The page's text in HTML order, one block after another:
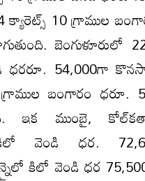
క్యారెట్స్ 10 గ్రాముల
బెంగుళూరులో
ధరరూ. 54,000గా
బంగారం ధరూ.
ఇక ముంబై,
కిలో వెండి ధర.
కిలో వెండి ధర